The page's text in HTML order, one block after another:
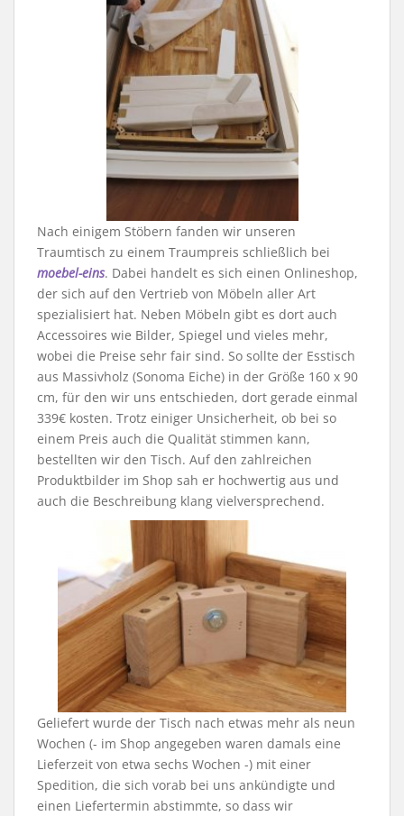
Nach einigem Stöbern fanden wir unseren
Traumtisch zu einem Traumpreis schließlich bei
moebel-eins. Dabei handelt es sich einen Onlineshop,
der sich auf den Vertrieb von Möbeln aller Art
spezialisiert hat. Neben Möbeln gibt es dort auch
Accessoires wie Bilder, Spiegel und vieles mehr,
wobei die Preise sehr fair sind. So sollte der Esstisch
aus Massivholz (Sonoma Eiche) in der Größe 160 x 90
cm, für den wir uns entschieden, dort gerade einmal
339€ kosten. Trotz einiger Unsicherheit, ob bei so
einem Preis auch die Qualität stimmen kann,
bestellten wir den Tisch. Auf den zahlreichen
Produktbilder im Shop sah er hochwertig aus und
auch die Beschreibung klang vielversprechend.
Geliefert wurde der Tisch nach etwas mehr als neun
Wochen (- im Shop angegeben waren damals eine
Lieferzeit von etwa sechs Wochen -) mit einer
Spedition, die sich vorab bei uns ankündigte und
einen Liefertermin abstimmte, so dass wir